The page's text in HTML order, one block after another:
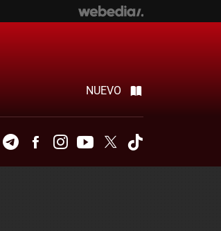
NUEVO
TelegramFacebookInstagramYoutubeTwitter